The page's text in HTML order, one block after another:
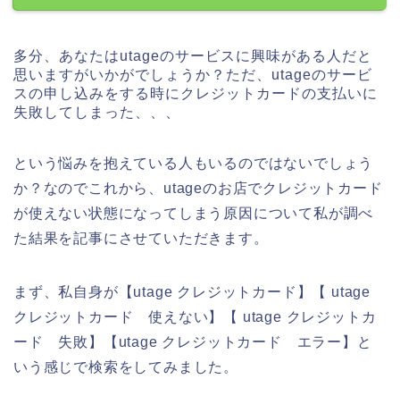
多分、あなたはutageのサービスに興味がある人だと
思いますがいかがでしょうか？ただ、utageのサービ
スの申し込みをする時にクレジットカードの支払いに
失敗してしまった、、、
という悩みを抱えている人もいるのではないでしょう
か？なのでこれから、utageのお店でクレジットカード
が使えない状態になってしまう原因について私が調べ
た結果を記事にさせていただきます。
まず、私自身が【utage クレジットカード】【 utage
クレジットカード 使えない】【 utage クレジットカ
ード 失敗】【utage クレジットカード エラー】と
いう感じで検索をしてみました。